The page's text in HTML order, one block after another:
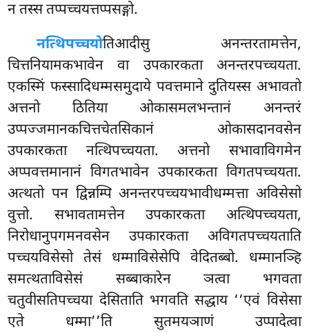
न तस्स तप्पच्चयत्तप्पसङ्गो.
नत्थिपच्चयोतिआदीसु अनन्तरतामत्तेन,
चित्तनियामकभावेन वा उपकारकता अनन्तरपच्चयता.
एकस्मिं फस्सादिधम्मसमुदाये पवत्तमाने दुतियस्स अभावतो
अत्तनो ठितिया ओकासमलभन्तानं अनन्तरं
उप्पज्जमानकचित्तचेतसिकानं ओकासदानवसेन
उपकारकता नत्थिपच्चयता. अत्तनो सभावाविगमेन
अप्पवत्तमानानं विगतभावेन उपकारकता विगतपच्चयता.
अत्थतो पन द्विन्नम्पि अनन्तरपच्चयभावीधम्मत्ता अविसेसो
वुत्तो. सभावतामत्तेन उपकारकता अत्थिपच्चयता,
निरोधानुपगमनवसेन उपकारकता अविगतपच्चयताति
पच्चयविसेसो तेसं धम्माविसेसेपि वेदितब्बो. धम्मानञ्हि
समत्थताविसेसं सब्बाकारेन ञत्वा भगवता
चतुवीसतिपच्चया देसिताति भगवति सद्धाय ‘‘एवं विसेसा
एते धम्मा’’ति सुतमयञाणं उप्पादेत्वा